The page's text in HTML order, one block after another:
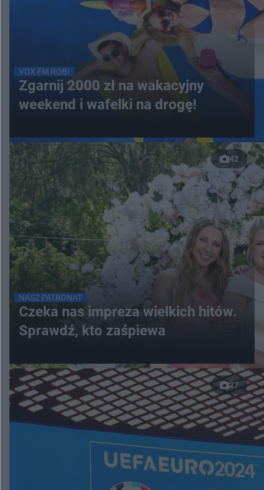
VOX FM ROBI
Zgarnij 2000 zł na wakacyjny
weekend i wafelki na drogę!
42
NASZ PATRONAT
Czeka nas impreza wielkich hitów.
Sprawdź, kto zaśpiewa
27